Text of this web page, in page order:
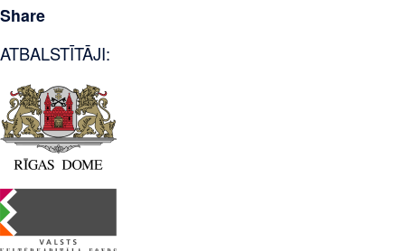
Share
ATBALSTĪTĀJI: